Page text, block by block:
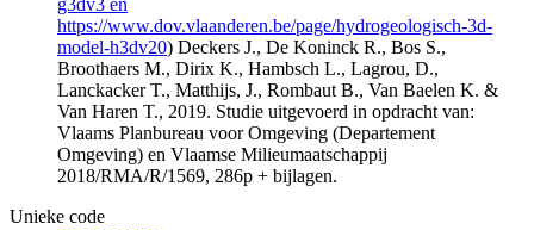
https://www.dov.vlaanderen.be/page/hydrogeologisch-3d-
model-h3dv20) Deckers J., De Koninck R., Bos S.,
Broothaers M., Dirix K., Hambsch L., Lagrou, D.,
Lanckacker T., Matthijs, J., Rombaut B., Van Baelen K. &
Van Haren T., 2019. Studie uitgevoerd in opdracht van:
Vlaams Planbureau voor Omgeving (Departement
Omgeving) en Vlaamse Milieumaatschappij
2018/RMA/R/1569, 286p + bijlagen.
Unieke code